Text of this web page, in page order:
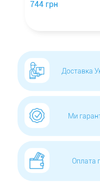
744 грн
Доставка
Ми
Оплата